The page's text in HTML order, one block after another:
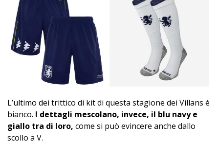
L’ultimo dei trittico di kit di questa stagione dei Villans è
bianco. I dettagli mescolano, invece, il blu navy e
giallo tra di loro, come si può evincere anche dallo
scollo a V.